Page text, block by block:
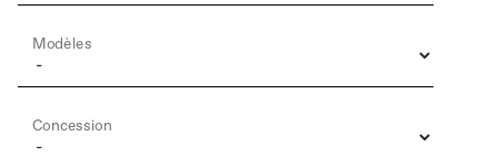
Modèles
Concession